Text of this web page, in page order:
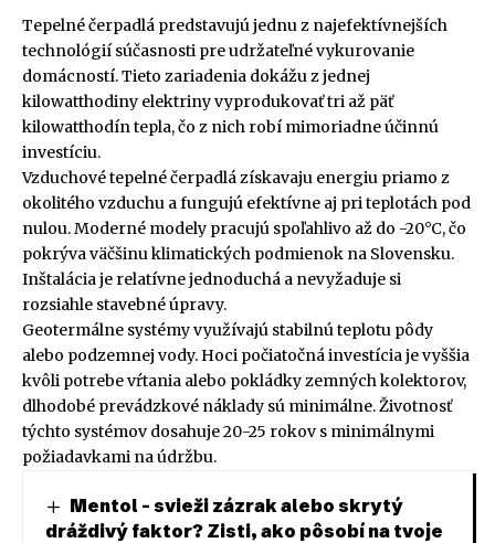
Tepelné čerpadlá predstavujú jednu z najefektívnejších
technológií súčasnosti pre udržateľné vykurovanie
domácností. Tieto zariadenia dokážu z jednej
kilowatthodiny elektriny vyprodukovať tri až päť
kilowatthodín tepla, čo z nich robí mimoriadne účinnú
investíciu.
Vzduchové tepelné čerpadlá získavaju energiu priamo z
okolitého vzduchu a fungujú efektívne aj pri teplotách pod
nulou. Moderné modely pracujú spoľahlivo až do -20°C, čo
pokrýva väčšinu klimatických podmienok na Slovensku.
Inštalácia je relatívne jednoduchá a nevyžaduje si
rozsiahle stavebné úpravy.
Geotermálne systémy využívajú stabilnú teplotu pôdy
alebo podzemnej vody. Hoci počiatočná investícia je vyššia
kvôli potrebe vŕtania alebo pokládky zemných kolektorov,
dlhodobé prevádzkové náklady sú minimálne. Životnosť
týchto systémov dosahuje 20-25 rokov s minimálnymi
požiadavkami na údržbu.
Mentol – svieži zázrak alebo skrytý
dráždivý faktor? Zisti, ako pôsobí na tvoje